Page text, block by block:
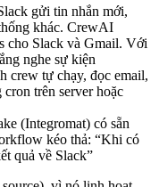
gửi tin nhắn mới,
khác. CrewAI
cho Slack và Gmail. Với
nghe sự kiện
crew tự chạy, đọc email,
trên server hoặc
(Integromat) có sẵn
kéo thả: “Khi có
quả về Slack”